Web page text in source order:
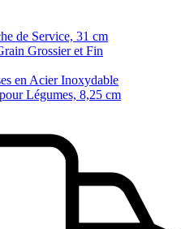
de Service, 31 cm
Grossier et Fin
en Acier Inoxydable
Légumes, 8,25 cm